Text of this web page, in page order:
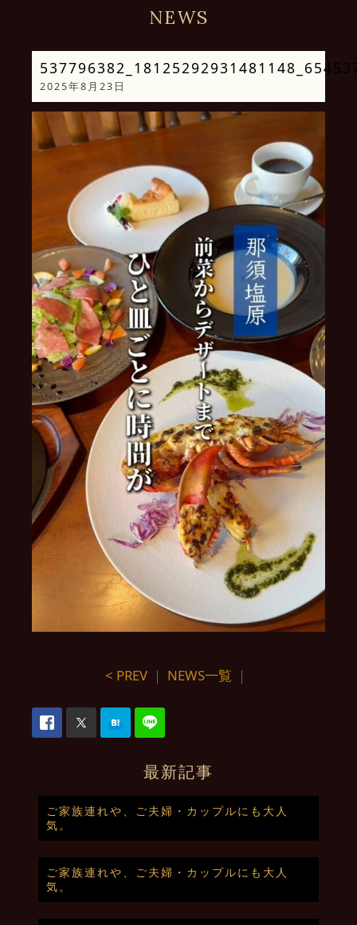
NEWS
2025年8月23日
< PREV ｜ NEWS一覧 ｜
最新記事
ご家族連れや、ご夫婦・カップルにも大人
気。
ご家族連れや、ご夫婦・カップルにも大人
気。